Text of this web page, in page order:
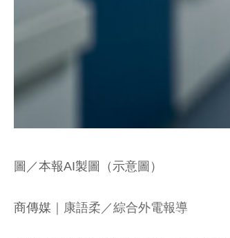
圖／本報AI製圖（示意圖）
商傳媒 ｜康語柔／綜合外電報導